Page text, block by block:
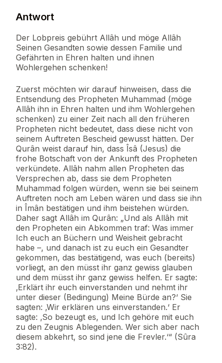
Antwort
Der Lobpreis gebührt Allâh und möge Allâh
Seinen Gesandten sowie dessen Familie und
Gefährten in Ehren halten und ihnen
Wohlergehen schenken!
Zuerst möchten wir darauf hinweisen, dass die
Entsendung des Propheten Muhammad (möge
Allâh ihn in Ehren halten und ihm Wohlergehen
schenken) zu einer Zeit nach all den früheren
Propheten nicht bedeutet, dass diese nicht von
seinem Auftreten Bescheid gewusst hätten. Der
Qurân weist darauf hin, dass Îsâ (Jesus) die
frohe Botschaft von der Ankunft des Propheten
verkündete. Allâh nahm allen Propheten das
Versprechen ab, dass sie dem Propheten
Muhammad folgen würden, wenn sie bei seinem
Auftreten noch am Leben wären und dass sie ihn
in Îmân bestätigen und ihm beistehen würden.
Daher sagt Allâh im Qurân: „Und als Allâh mit
den Propheten ein Abkommen traf: Was immer
Ich euch an Büchern und Weisheit gebracht
habe –, und danach ist zu euch ein Gesandter
gekommen, das bestätigend, was euch (bereits)
vorliegt, an den müsst ihr ganz gewiss glauben
und dem müsst ihr ganz gewiss helfen. Er sagte:
‚Erklärt ihr euch einverstanden und nehmt ihr
unter dieser (Bedingung) Meine Bürde an?‘ Sie
sagten: ‚Wir erklären uns einverstanden.‘ Er
sagte: ‚So bezeugt es, und Ich gehöre mit euch
zu den Zeugnis Ablegenden. Wer sich aber nach
diesem abkehrt, so sind jene die Frevler.‘“ (Sûra
3:82).